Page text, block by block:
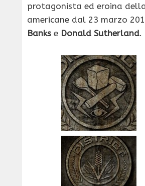
protagonista ed eroina
americane dal 23 marzo
Banks e Donald Sutherland.